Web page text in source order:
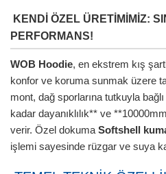
KENDİ ÖZEL ÜRETİMİMİZ:
PERFORMANS!
WOB Hoodie, en ekstrem kış
konfor ve koruma sunmak üzere
mont, dağ sporlarına tutkuyla
kadar dayanıklılık** ve
verir. Özel dokuma Softshell
işlemi sayesinde rüzgar ve suya